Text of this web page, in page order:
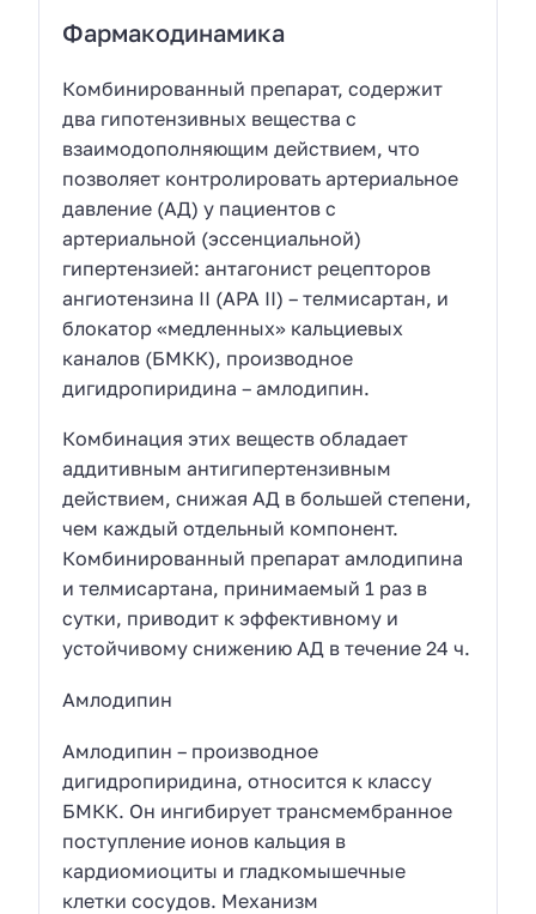
Фармакодинамика
Комбинированный препарат, содержит
два гипотензивных вещества с
взаимодополняющим действием, что
позволяет контролировать артериальное
давление (АД) у пациентов с
артериальной (эссенциальной)
гипертензией: антагонист рецепторов
ангиотензина II (АРА II) – телмисартан, и
блокатор «медленных» кальциевых
каналов (БМКК), производное
дигидропиридина – амлодипин.
Комбинация этих веществ обладает
аддитивным антигипертензивным
действием, снижая АД в большей степени,
чем каждый отдельный компонент.
Комбинированный препарат амлодипина
и телмисартана, принимаемый 1 раз в
сутки, приводит к эффективному и
устойчивому снижению АД в течение 24 ч.
Амлодипин
Амлодипин – производное
дигидропиридина, относится к классу
БМКК. Он ингибирует трансмембранное
поступление ионов кальция в
кардиомиоциты и гладкомышечные
клетки сосудов. Механизм